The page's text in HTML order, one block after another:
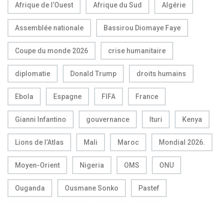
Afrique de l’Ouest Afrique du Sud Algérie
Assemblée nationale Bassirou Diomaye Faye
Coupe du monde 2026 crise humanitaire
diplomatie Donald Trump droits humains
Ebola Espagne FIFA France
Gianni Infantino gouvernance Ituri Kenya
Lions de l’Atlas Mali Maroc Mondial 2026.
Moyen-Orient Nigeria OMS ONU
Ouganda Ousmane Sonko Pastef